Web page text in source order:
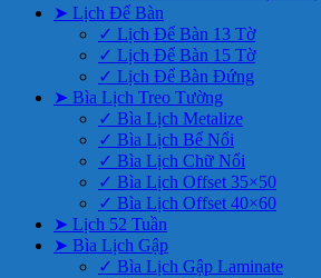
➤ Lịch Để Bàn
✓ Lịch Để Bàn 13 Tờ
✓ Lịch Để Bàn 15 Tờ
✓ Lịch Để Bàn Đứng
➤ Bìa Lịch Treo Tường
✓ Bìa Lịch Metalize
✓ Bìa Lịch Bế Nổi
✓ Bìa Lịch Chữ Nổi
✓ Bìa Lịch Offset 35×50
✓ Bìa Lịch Offset 40×60
➤ Lịch 52 Tuần
➤ Bìa Lịch Gập
✓ Bìa Lịch Gập Laminate